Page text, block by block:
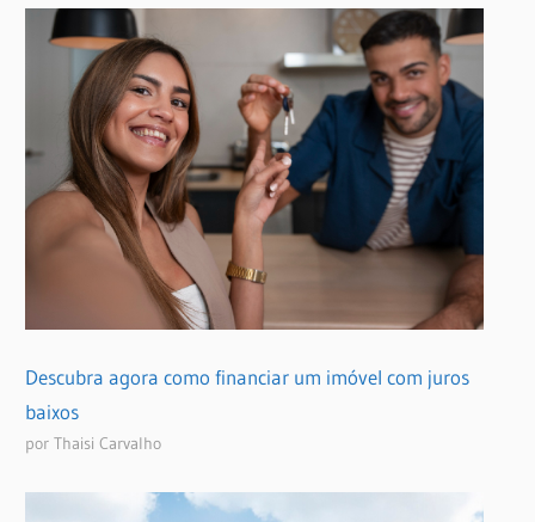
Descubra agora como financiar um imóvel com juros
baixos
por Thaisi Carvalho